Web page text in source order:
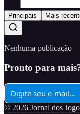
Principais Mais
Nenhuma publicação
Pronto para
© 2026 Jornal dos